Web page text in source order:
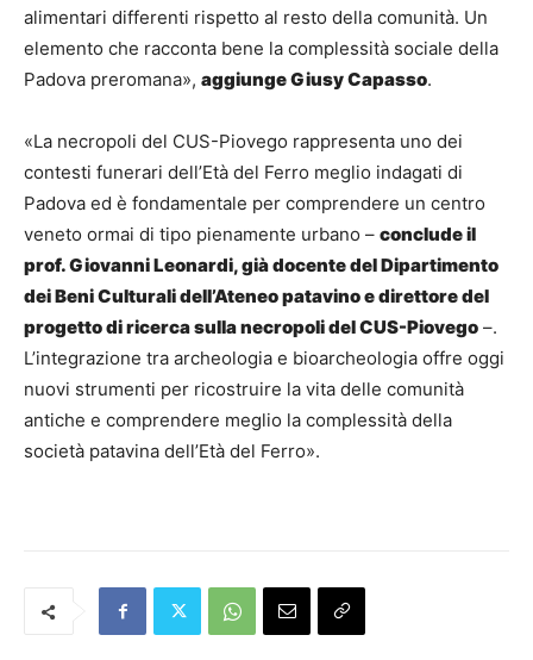
alimentari differenti rispetto al resto della comunità. Un
elemento che racconta bene la complessità sociale della
Padova preromana», aggiunge Giusy Capasso.
«La necropoli del CUS-Piovego rappresenta uno dei
contesti funerari dell’Età del Ferro meglio indagati di
Padova ed è fondamentale per comprendere un centro
veneto ormai di tipo pienamente urbano – conclude il
prof. Giovanni Leonardi, già docente del Dipartimento
dei Beni Culturali dell’Ateneo patavino e direttore del
progetto di ricerca sulla necropoli del CUS-Piovego –.
L’integrazione tra archeologia e bioarcheologia offre oggi
nuovi strumenti per ricostruire la vita delle comunità
antiche e comprendere meglio la complessità della
società patavina dell’Età del Ferro».